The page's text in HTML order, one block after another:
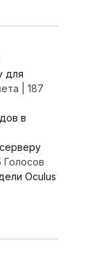
для
187
в
Голосов
Oculus